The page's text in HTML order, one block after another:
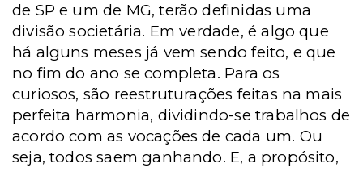
de SP e um de MG, terão definidas uma
divisão societária. Em verdade, é algo que
há alguns meses já vem sendo feito, e que
no fim do ano se completa. Para os
curiosos, são reestruturações feitas na mais
perfeita harmonia, dividindo-se trabalhos de
acordo com as vocações de cada um. Ou
seja, todos saem ganhando. E, a propósito,